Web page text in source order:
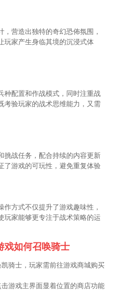
，营造出独特的奇幻恐佈氛围，
玩家产生身临其境的沉浸式体
种配置和作战模式，同时注重战
考验玩家的战术思维能力，又需
挑战任务，配合持续的内容更新
了游戏的可玩性，避免重复体验
作方式不仅提升了游戏趣味性，
玩家能够更专注于战术策略的运
戏如何召唤骑士
骑士，玩家需前往游戏商城购买
游戏主界面显着位置的商店功能